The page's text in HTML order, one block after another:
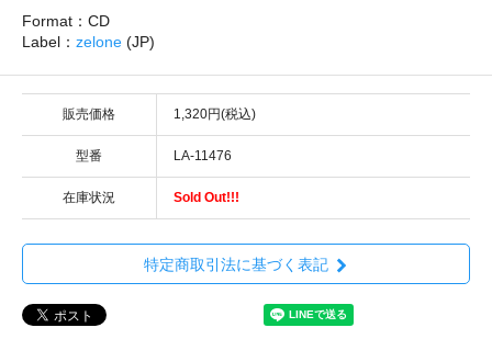
Format：CD
Label： zelone (JP)
販売価格 1,320円(税込)
型番 LA-11476
在庫状況 Sold Out!!!
特定商取引法に基づく表記